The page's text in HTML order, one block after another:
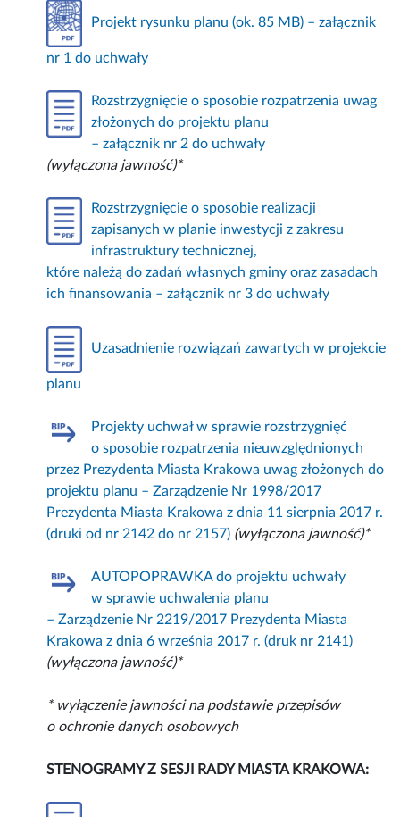
Projekt rysunku planu (ok. 85 MB) – załącznik
nr 1 do uchwały
Rozstrzygnięcie o sposobie rozpatrzenia uwag
złożonych do projektu planu
– załącznik nr 2 do uchwały
(wyłączona jawność)*
Rozstrzygnięcie o sposobie realizacji
zapisanych w planie inwestycji z zakresu
infrastruktury technicznej,
które należą do zadań własnych gminy oraz zasadach
ich finansowania – załącznik nr 3 do uchwały
Uzasadnienie rozwiązań zawartych w projekcie
planu
Projekty uchwał w sprawie rozstrzygnięć
o sposobie rozpatrzenia nieuwzględnionych
przez Prezydenta Miasta Krakowa uwag złożonych do
projektu planu – Zarządzenie Nr 1998/2017
Prezydenta Miasta Krakowa z dnia 11 sierpnia 2017 r.
(druki od nr 2142 do nr 2157) (wyłączona jawność)*
AUTOPOPRAWKA do projektu uchwały
w sprawie uchwalenia planu
– Zarządzenie Nr 2219/2017 Prezydenta Miasta
Krakowa z dnia 6 września 2017 r. (druk nr 2141)
(wyłączona jawność)*
* wyłączenie jawności na podstawie przepisów
o ochronie danych osobowych
STENOGRAMY Z SESJI RADY MIASTA KRAKOWA: